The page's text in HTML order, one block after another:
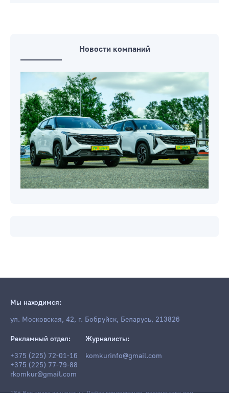
Новости компаний
Мы находимся:
ул. Московская, 42, г. Бобруйск, Беларусь, 213826
Рекламный отдел:
+375 (225) 72-01-16
+375 (225) 77-79-88
rkomkur@gmail.com
Журналисты:
komkurinfo@gmail.com
18+ Все права защищены. Любое копирование, перепечатка или